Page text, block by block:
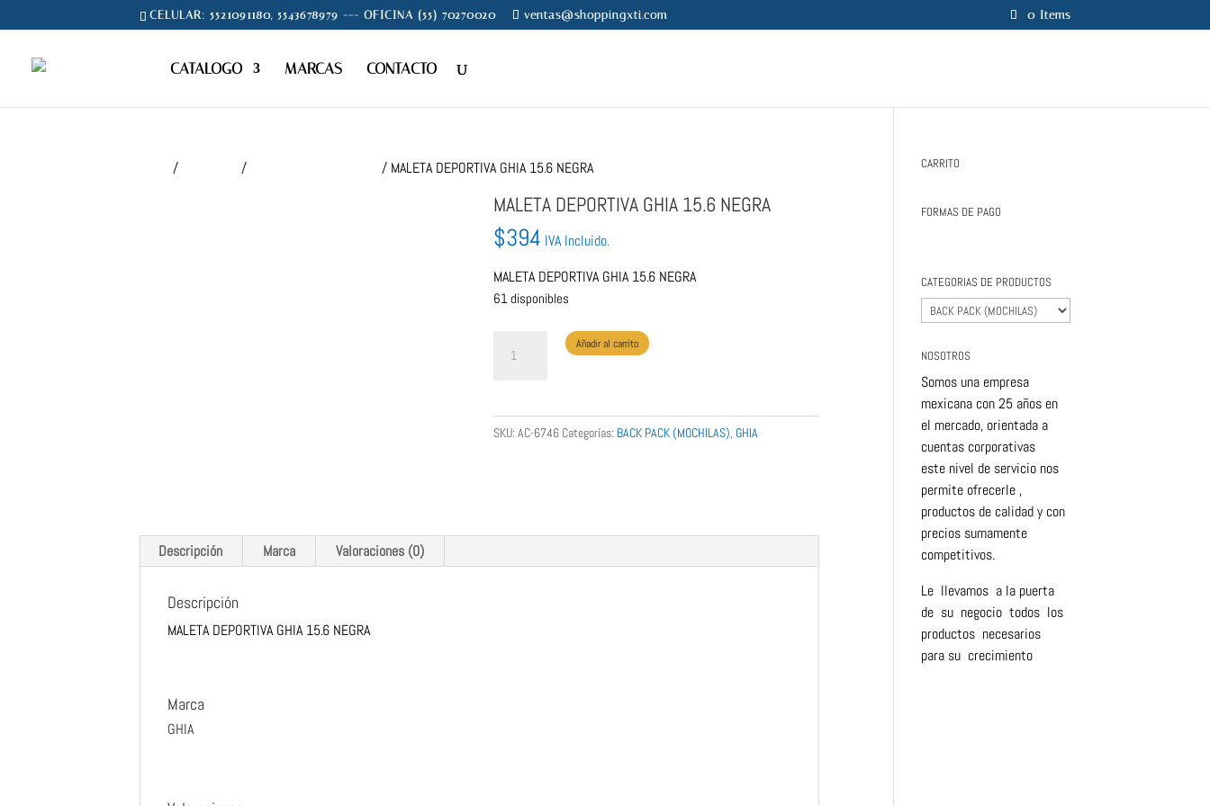
CELULAR: 5521091180, 5543678979 --- OFICINA (55) 70270020 ventas@shoppingxti.com 0 Items
CATALOGO MARCAS CONTACTO
/ / / MALETA DEPORTIVA GHIA 15.6 NEGRA
MALETA DEPORTIVA GHIA 15.6 NEGRA
$394 IVA Incluido.
MALETA DEPORTIVA GHIA 15.6 NEGRA
61 disponibles
DEPORTIVA
NEGRA
Añadir al carrito
SKU: AC-6746 Categorías: BACK PACK (MOCHILAS), GHIA
Descripción Marca Valoraciones (0)
Descripción
MALETA DEPORTIVA GHIA 15.6 NEGRA
Marca
GHIA
CARRITO
FORMAS DE PAGO
CATEGORIAS DE PRODUCTOS
NOSOTROS
Somos una empresa
mexicana con 25 años en
el mercado, orientada a
cuentas corporativas
este nivel de servicio nos
permite ofrecerle ,
productos de calidad y con
precios sumamente
competitivos.
Le llevamos a la puerta
de su negocio todos los
productos necesarios
para su crecimiento